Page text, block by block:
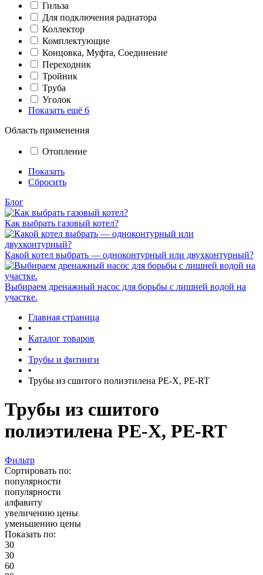
Гильза
Для подключения радиатора
Коллектор
Комплектующие
Концовка, Муфта, Соединение
Переходник
Тройник
Труба
Уголок
Показать ещё 6
Область применения
Отопление
Показать
Сбросить
Блог
Как выбрать газовый котел?
Какой котел выбрать — одноконтурный или двухконтурный?
Выбираем дренажный насос для борьбы с лишней водой на
участке.
Главная страница
•
Каталог товаров
•
Трубы и фитинги
•
Трубы из сшитого полиэтилена PE-X, PE-RT
Трубы из сшитого
полиэтилена PE-X, PE-RT
Фильтр
Сортировать по:
популярности
популярности
алфавиту
увеличению цены
уменьшению цены
Показать по:
30
30
60